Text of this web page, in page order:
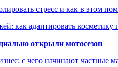
стресс и как в этом
как адаптировать косметику
открыли мотосезон
с чего начинают частные